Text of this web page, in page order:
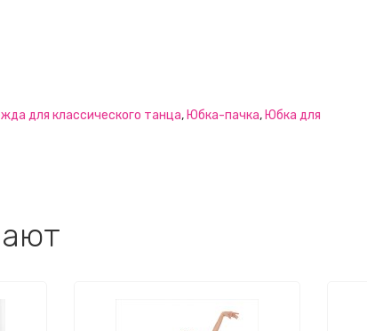
для классического танца, Юбка-пачка, Юбка для